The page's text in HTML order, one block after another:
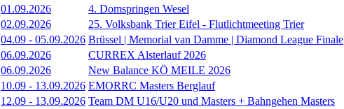
01.09.2026
4. Domspringen Wesel
02.09.2026
25. Volksbank Trier Eifel - Flutlichtmeeting Trier
04.09 - 05.09.2026 Brüssel | Memorial van Damme | Diamond League Finale
06.09.2026
CURREX Alsterlauf 2026
06.09.2026
New Balance KÖ MEILE 2026
10.09 - 13.09.2026 EMORRC Masters Berglauf
12.09 - 13.09.2026 Team DM U16/U20 und Masters + Bahngehen Masters